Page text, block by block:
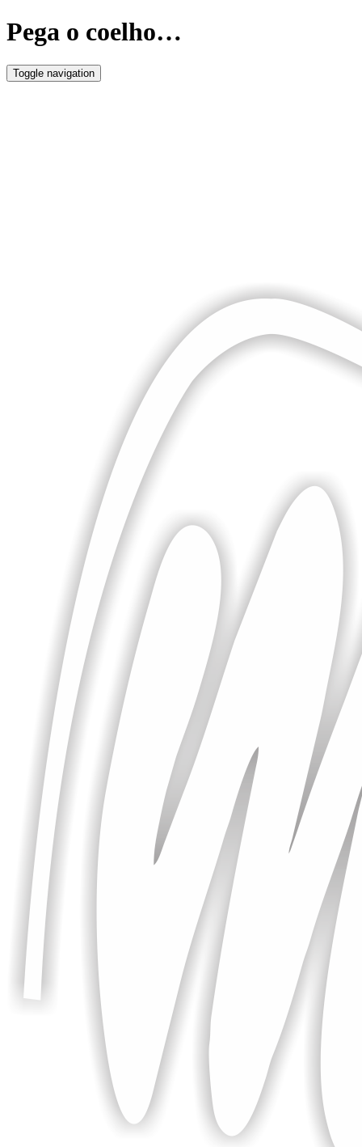
Pega o coelho…
Toggle navigation